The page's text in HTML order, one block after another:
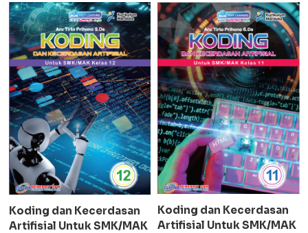
Koding dan Kecerdasan
Artifisial Untuk SMK/MAK
Koding dan Kecerdasan
Artifisial Untuk SMK/MAK